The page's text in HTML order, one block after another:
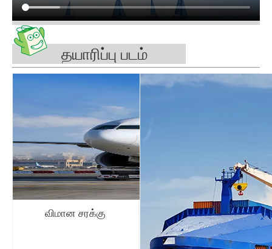
தயாரிப்பு படம்
விமான சரக்கு